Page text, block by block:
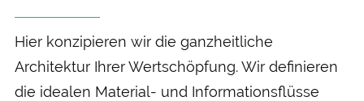
Hier konzipieren wir die ganz­heitliche
Architektur Ihrer Wert­schöpfung. Wir definieren
die idealen Material- und Informations­flüsse